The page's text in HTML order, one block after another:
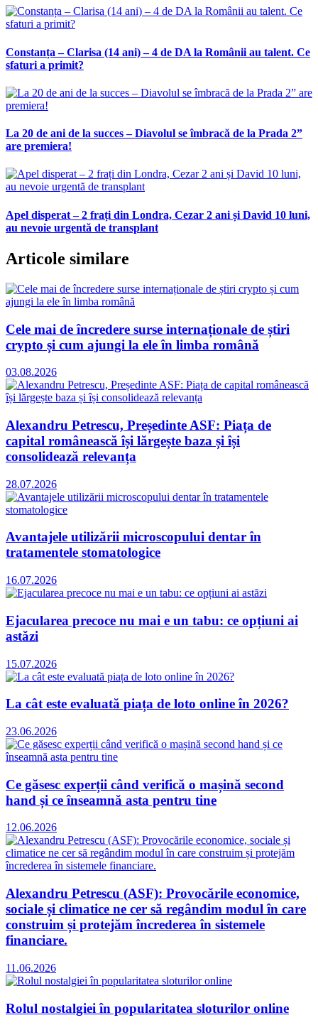
Constanța – Clarisa (14 ani) – 4 de DA la Românii au talent. Ce
sfaturi a primit?
La 20 de ani de la succes – Diavolul se îmbracă de la Prada 2”
are premiera!
Apel disperat – 2 frați din Londra, Cezar 2 ani și David 10 luni,
au nevoie urgentă de transplant
Articole similare
Cele mai de încredere surse internaționale de știri
crypto și cum ajungi la ele în limba română
03.08.2026
Alexandru Petrescu, Președinte ASF: Piața de
capital românească își lărgește baza și își
consolidează relevanța
28.07.2026
Avantajele utilizării microscopului dentar în
tratamentele stomatologice
16.07.2026
Ejacularea precoce nu mai e un tabu: ce opțiuni ai
astăzi
15.07.2026
La cât este evaluată piața de loto online în 2026?
23.06.2026
Ce găsesc experții când verifică o mașină second
hand și ce înseamnă asta pentru tine
12.06.2026
Alexandru Petrescu (ASF): Provocările economice,
sociale și climatice ne cer să regândim modul în care
construim și protejăm încrederea în sistemele
financiare.
11.06.2026
Rolul nostalgiei în popularitatea sloturilor online